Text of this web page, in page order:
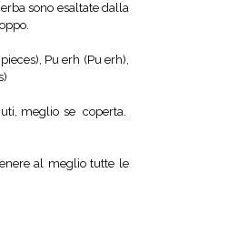
sono esaltate dalla
Pu erh (Pu erh),
meglio se coperta.
al meglio tutte le